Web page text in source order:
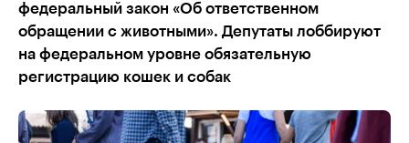
федеральный закон «Об ответственном
обращении с животными». Депутаты лоббируют
на федеральном уровне обязательную
регистрацию кошек и собак